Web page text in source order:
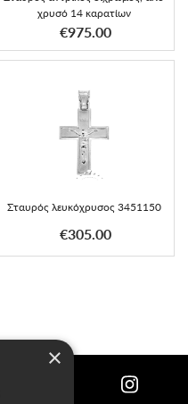
χρυσό 14 καρατίων
€975.00
Σταυρός λευκόχρυσος 3451150
€305.00
×